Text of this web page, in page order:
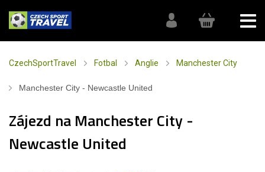
CzechSportTravel Fotbal Anglie Manchester City
Manchester City - Newcastle United
Zájezd na Manchester City -
Newcastle United